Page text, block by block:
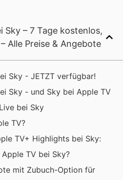
Sky – 7 Tage kostenlos,
Alle Preise & Angebote
Sky - JETZT verfügbar!
Sky - und Sky bei Apple TV
bei Sky
TV?
TV+ Highlights bei Sky:
TV bei Sky?
mit Zubuch-Option für